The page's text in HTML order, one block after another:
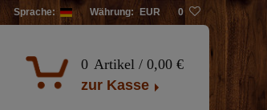
Sprache: Währung: EUR 0
0 Artikel / 0,00 €
zur Kasse